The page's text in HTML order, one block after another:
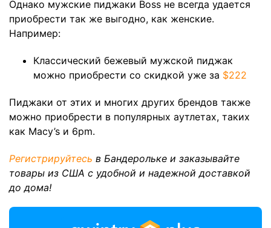
Однако мужские пиджаки Boss не всегда удается
приобрести так же выгодно, как женские.
Например:
Классический бежевый мужской пиджак
можно приобрести со скидкой уже за $222
Пиджаки от этих и многих других брендов также
можно приобрести в популярных аутлетах, таких
как Macy’s и 6pm.
Регистрируйтесь в Бандерольке и заказывайте
товары из США с удобной и надежной доставкой
до дома!